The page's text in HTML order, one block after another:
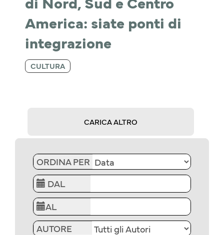
America: siate ponti di
integrazione
CULTURA
CARICA ALTRO
ORDINA PER
DAL
AL
AUTORE